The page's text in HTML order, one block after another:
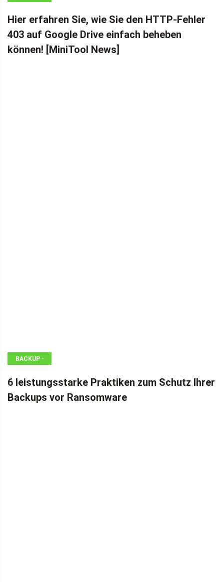
Hier erfahren Sie, wie Sie den HTTP-Fehler
403 auf Google Drive einfach beheben
können! [MiniTool News]
BACKUP -
6 leistungsstarke Praktiken zum Schutz Ihrer
Backups vor Ransomware